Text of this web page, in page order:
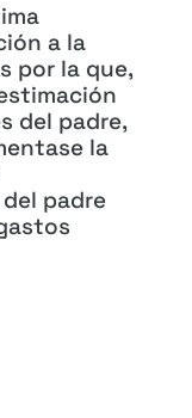
a la
por la que,
del padre,
la
padre